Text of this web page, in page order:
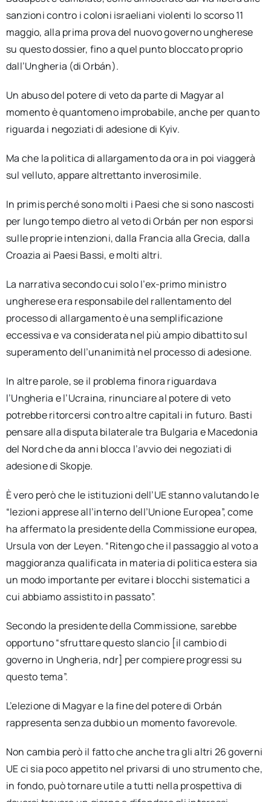
sanzioni contro i coloni israeliani violenti lo scorso 11
maggio, alla prima prova del nuovo governo ungherese
su questo dossier, fino a quel punto bloccato proprio
dall’Ungheria (di Orbán).
Un abuso del potere di veto da parte di Magyar al
momento è quantomeno improbabile, anche per quanto
riguarda i negoziati di adesione di Kyiv.
Ma che la politica di allargamento da ora in poi viaggerà
sul velluto, appare altrettanto inverosimile.
In primis perché sono molti i Paesi che si sono nascosti
per lungo tempo dietro al veto di Orbán per non esporsi
sulle proprie intenzioni, dalla Francia alla Grecia, dalla
Croazia ai Paesi Bassi, e molti altri.
La narrativa secondo cui solo l’ex-primo ministro
ungherese era responsabile del rallentamento del
processo di allargamento è una semplificazione
eccessiva e va considerata nel più ampio dibattito sul
superamento dell’unanimità nel processo di adesione.
In altre parole, se il problema finora riguardava
l’Ungheria e l’Ucraina, rinunciare al potere di veto
potrebbe ritorcersi contro altre capitali in futuro. Basti
pensare alla disputa bilaterale tra Bulgaria e Macedonia
del Nord che da anni blocca l’avvio dei negoziati di
adesione di Skopje.
È vero però che le istituzioni dell’UE stanno valutando le
“lezioni apprese all’interno dell’Unione Europea”, come
ha affermato la presidente della Commissione europea,
Ursula von der Leyen. “Ritengo che il passaggio al voto a
maggioranza qualificata in materia di politica estera sia
un modo importante per evitare i blocchi sistematici a
cui abbiamo assistito in passato”.
Secondo la presidente della Commissione, sarebbe
opportuno “sfruttare questo slancio [il cambio di
governo in Ungheria, ndr] per compiere progressi su
questo tema”.
L’elezione di Magyar e la fine del potere di Orbán
rappresenta senza dubbio un momento favorevole.
Non cambia però il fatto che anche tra gli altri 26 governi
UE ci sia poco appetito nel privarsi di uno strumento che,
in fondo, può tornare utile a tutti nella prospettiva di